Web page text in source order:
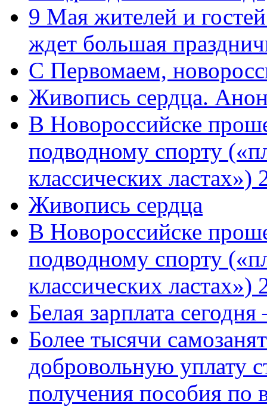
9 Мая жителей и
ждет большая
C Первомаем,
Живопись сердца.
В Новороссийске
подводному спорту
классических
Живопись сердца
В Новороссийске
подводному спорту
классических ластах»)
Белая зарплата
Более тысячи
добровольную уплату
получения пособия по